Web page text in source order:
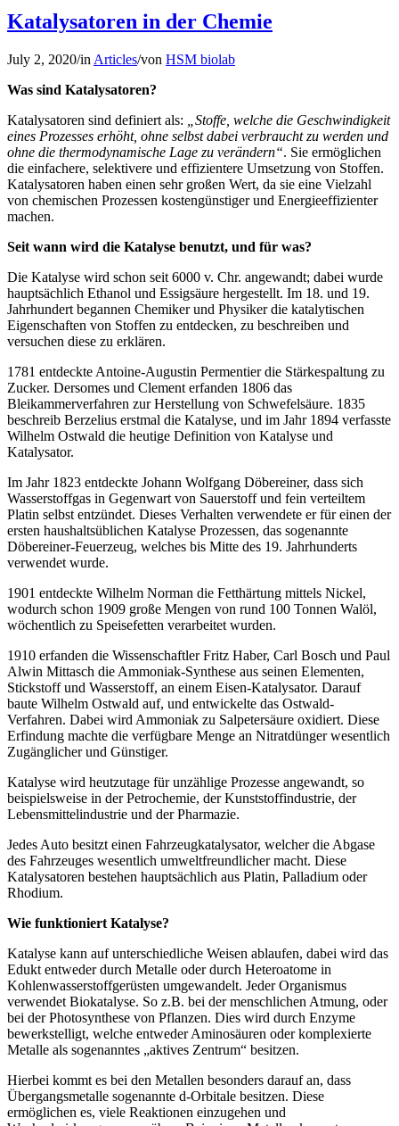
Katalysatoren in der Chemie
July 2, 2020/in Articles/von HSM biolab
Was sind Katalysatoren?
Katalysatoren sind definiert als:
„Stoffe, welche die Geschwindigkeit
eines Prozesses erhöht, ohne selbst dabei verbraucht zu werden und
ohne die thermodynamische Lage zu verändern“. Sie ermöglichen
die einfachere, selektivere und effizientere Umsetzung von Stoffen.
Katalysatoren haben einen sehr großen Wert, da sie eine Vielzahl
von chemischen Prozessen kostengünstiger und Energieeffizienter
machen.
Seit wann wird die Katalyse benutzt, und für was?
Die Katalyse wird schon seit 6000 v. Chr. angewandt; dabei wurde
hauptsächlich Ethanol und Essigsäure hergestellt. Im 18. und 19.
Jahrhundert begannen Chemiker und Physiker die katalytischen
Eigenschaften von Stoffen zu entdecken, zu beschreiben und
versuchen diese zu erklären.
1781 entdeckte Antoine-Augustin Permentier die Stärkespaltung zu
Zucker. Dersomes und Clement erfanden 1806 das
Bleikammerverfahren zur Herstellung von Schwefelsäure. 1835
beschreib Berzelius erstmal die Katalyse, und im Jahr 1894 verfasste
Wilhelm Ostwald die heutige Definition von Katalyse und
Katalysator.
Im Jahr 1823 entdeckte Johann Wolfgang Döbereiner, dass sich
Wasserstoffgas in Gegenwart von Sauerstoff und fein verteiltem
Platin selbst entzündet. Dieses Verhalten verwendete er für einen der
ersten haushaltsüblichen Katalyse Prozessen, das sogenannte
Döbereiner-Feuerzeug, welches bis Mitte des 19. Jahrhunderts
verwendet wurde.
1901 entdeckte Wilhelm Norman die Fetthärtung mittels Nickel,
wodurch schon 1909 große Mengen von rund 100 Tonnen Walöl,
wöchentlich zu Speisefetten verarbeitet wurden.
1910 erfanden die Wissenschaftler Fritz Haber, Carl Bosch und Paul
Alwin Mittasch die Ammoniak-Synthese aus seinen Elementen,
Stickstoff und Wasserstoff, an einem Eisen-Katalysator. Darauf
baute Wilhelm Ostwald auf, und entwickelte das Ostwald-
Verfahren. Dabei wird Ammoniak zu Salpetersäure oxidiert. Diese
Erfindung machte die verfügbare Menge an Nitratdünger wesentlich
Zugänglicher und Günstiger.
Katalyse wird heutzutage für unzählige Prozesse angewandt, so
beispielsweise in der Petrochemie, der Kunststoffindustrie, der
Lebensmittelindustrie und der Pharmazie.
Jedes Auto besitzt einen Fahrzeugkatalysator, welcher die Abgase
des Fahrzeuges wesentlich umweltfreundlicher macht. Diese
Katalysatoren bestehen hauptsächlich aus Platin, Palladium oder
Rhodium.
Wie funktioniert Katalyse?
Katalyse kann auf unterschiedliche Weisen ablaufen, dabei wird das
Edukt entweder durch Metalle oder durch Heteroatome in
Kohlenwasserstoffgerüsten umgewandelt. Jeder Organismus
verwendet Biokatalyse. So z.B. bei der menschlichen Atmung, oder
bei der Photosynthese von Pflanzen. Dies wird durch Enzyme
bewerkstelligt, welche entweder Aminosäuren oder komplexierte
Metalle als sogenanntes „aktives Zentrum“ besitzen.
Hierbei kommt es bei den Metallen besonders darauf an, dass
Übergangsmetalle sogenannte d-Orbitale besitzen. Diese
ermöglichen es, viele Reaktionen einzugehen und